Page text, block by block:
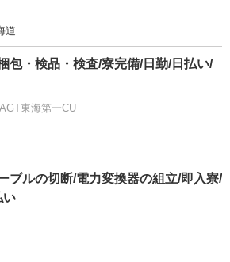
道
包・検品・検査/寮完備/日勤/日払い/
東海第一CU
ブルの切断/電力変換器の組立/即入寮/
い